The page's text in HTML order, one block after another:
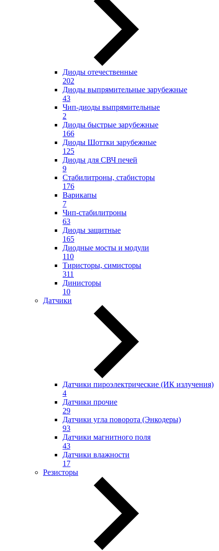
Диоды отечественные
202
Диоды выпрямительные зарубежные
43
Чип-диоды выпрямительные
2
Диоды быстрые зарубежные
166
Диоды Шоттки зарубежные
125
Диоды для СВЧ печей
9
Стабилитроны, стабисторы
176
Варикапы
7
Чип-стабилитроны
63
Диоды защитные
165
Диодные мосты и модули
110
Тиристоры, симисторы
311
Динисторы
10
Датчики
Датчики пироэлектрические (ИК излучения)
4
Датчики прочие
29
Датчики угла поворота (Энкодеры)
93
Датчики магнитного поля
43
Датчики влажности
17
Резисторы